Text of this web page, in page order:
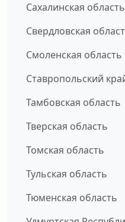
Сахалинская область
Свердловская
Смоленская область
Ставропольский
Тамбовская область
Тверская область
Томская область
Тульская область
Тюменская область